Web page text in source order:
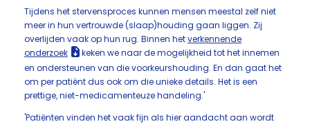
Tijdens het stervensproces kunnen mensen meestal zelf niet
meer in hun vertrouwde (slaap)houding gaan liggen. Zij
overlijden vaak op hun rug. Binnen hetverkennende
onderzoek
keken we naar de mogelijkheid tot het innemen
en ondersteunen van die voorkeurshouding. En dan gaat het
om per patiënt dus ook om die unieke details. Het is een
prettige, niet-medicamenteuze handeling.'
'Patiënten vinden het vaak fijn als hier aandacht aan wordt